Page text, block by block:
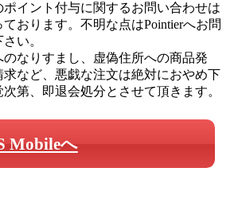
ポイント付与に関するお問い合わせは
おります。不明な点はPointierへお問
い。
のなりすまし、虚偽住所への商品発
求など、悪戯な注文は絶対におやめ下
次第、即退会処分とさせて頂きます。
Mobileへ